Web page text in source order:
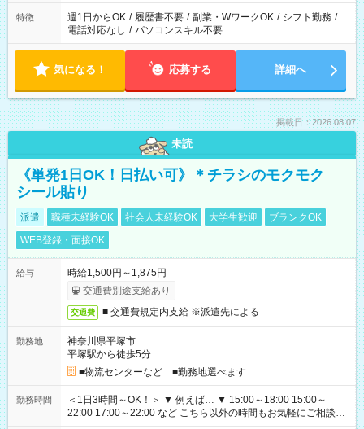
特徴 週1日からOK / 履歴書不要 / 副業・WワークOK / シフト勤務 /
電話対応なし / パソコンスキル不要
気になる！ 応募する 詳細へ
掲載日：2026.08.07
未読
《単発1日OK！日払い可》＊チラシのモクモク
シール貼り
派遣 職種未経験OK 社会人未経験OK 大学生歓迎
ブランクOK
WEB登録・面接OK
給与
時給1,500円～1,875円
交通費別途支給あり
交通費 ■ 交通費規定内支給 ※派遣先による
勤務地
神奈川県平塚市
平塚駅から徒歩5分
■物流センターなど ■勤務地選べます
勤務時間
＜1日3時間～OK！＞ ▼ 例えば… ▼ 15:00～18:00 15:00～
22:00 17:00～22:00 など こちら以外の時間もお気軽にご相談く
ださい！